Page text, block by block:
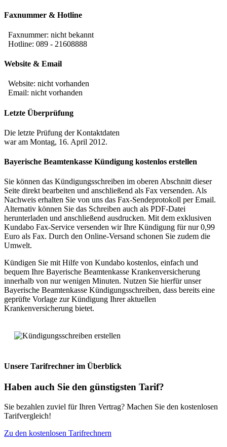
Faxnummer & Hotline
Faxnummer: nicht bekannt
Hotline: 089 - 21608888
Website & Email
Website: nicht vorhanden
Email: nicht vorhanden
Letzte Überprüfung
Die letzte Prüfung der Kontaktdaten
war am Montag, 16. April 2012.
Bayerische Beamtenkasse Kündigung kostenlos erstellen
Sie können das Kündigungsschreiben im oberen Abschnitt dieser
Seite direkt bearbeiten und anschließend als Fax versenden. Als
Nachweis erhalten Sie von uns das Fax-Sendeprotokoll per Email.
Alternativ können Sie das Schreiben auch als PDF-Datei
herunterladen und anschließend ausdrucken. Mit dem exklusiven
Kundabo Fax-Service versenden wir Ihre Kündigung für nur 0,99
Euro als Fax. Durch den Online-Versand schonen Sie zudem die
Umwelt.
Kündigen Sie mit Hilfe von Kundabo kostenlos, einfach und
bequem Ihre Bayerische Beamtenkasse Krankenversicherung
innerhalb von nur wenigen Minuten. Nutzen Sie hierfür unser
Bayerische Beamtenkasse Kündigungsschreiben, dass bereits eine
geprüfte Vorlage zur Kündigung Ihrer aktuellen
Krankenversicherung bietet.
Unsere Tarifrechner im Überblick
Haben auch Sie den günstigsten Tarif?
Sie bezahlen zuviel für Ihren Vertrag? Machen Sie den kostenlosen
Tarifvergleich!
Zu den kostenlosen Tarifrechnern